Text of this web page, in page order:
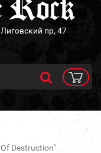
пр, 47
Destruction"